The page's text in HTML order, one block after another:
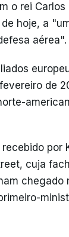
o rei Carlos
hoje, a
aérea".
de
por
cuja
chegado